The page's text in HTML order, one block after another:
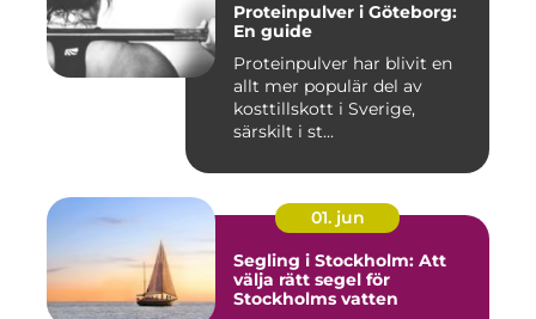
Proteinpulver i Göteborg:
En guide
Proteinpulver har blivit en
allt mer populär del av
kosttillskott i Sverige,
särskilt i st...
01. jun
Segling i Stockholm: Att
välja rätt segel för
Stockholms vatten